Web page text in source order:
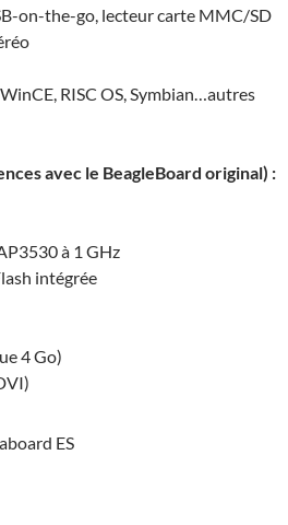
on-the-go, lecteur carte MMC/SD
RISC OS, Symbian…autres
avec le BeagleBoard original) :
à 1 GHz
intégrée
4 Go)